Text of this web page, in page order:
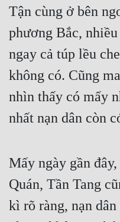
Sảng Văn
Sủng
Thanh Xuân
Tiên Hiệp
Tiểu Thuyết
Triều Đấu
Trùng Sinh
Tận cùng ở bên
phương Bắc,
ngay cả túp lều
không có. Cũng
nhìn thấy có mấy
nhất nạn dân còn
Mấy ngày gần
Quán, Tần Tang
kì rõ ràng, nạn